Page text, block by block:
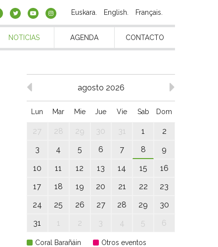
Euskara English Français
NOTICIAS AGENDA CONTACTO
agosto 2026
Lun Mar Mie Jue Vie Sab Dom
27 28 29 30 31 1
2
3
4 5 6 7 8
9
10
11 12 13 14 15
16
17
18 19 20 21 22
23
24
25 26 27 28 29
30
31
1 2 3 4 5 6
Coral Barañáin Otros eventos